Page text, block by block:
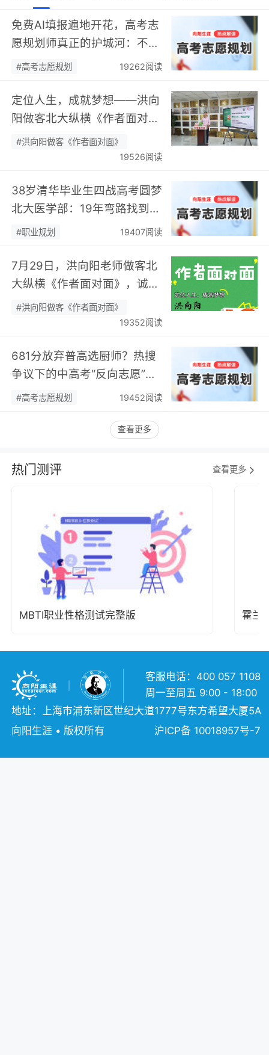
免费AI填报遍地开花，高考志
愿规划师真正的护城河：不靠
数据，靠“人”…
#高考志愿规划 19262阅读
定位人生，成就梦想——洪向
阳做客北大纵横《作者面对
面》开展职业规划专题分享…
#洪向阳做客《作者面对面》
19526阅读
38岁清华毕业生四战高考圆梦
北大医学部：19年弯路找到终
身热爱，可幸又可惜！…
#职业规划 19407阅读
7月29日，洪向阳老师做客北
大纵横《作者面对面》，诚邀
您现场相聚！…
#洪向阳做客《作者面对面》
19352阅读
681分放弃普高选厨师？热搜
争议下的中高考“反向志愿”
潮，藏着职业规划新逻辑…
#高考志愿规划 19452阅读
查看更多
热门测评 查看更多
MBTI职业性格测试完整版 霍兰
客服电话：400 057 1108
周一至周五 9:00 - 18:00
地址：上海市浦东新区世纪大道1777号东方希望大厦5A
向阳生涯 • 版权所有
沪ICP备 10018957号-7